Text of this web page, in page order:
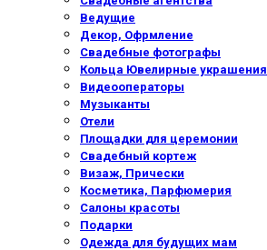
Ведущие
Декор, Офрмление
Свадебные фотографы
Кольца Ювелирные украшения
Видеооператоры
Музыканты
Отели
Площадки для церемонии
Свадебный кортеж
Визаж, Прически
Косметика, Парфюмерия
Салоны красоты
Подарки
Одежда для будущих мам